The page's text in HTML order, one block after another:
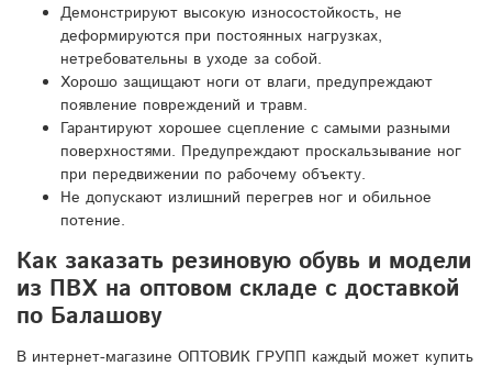
Демонстрируют высокую износостойкость, не
деформируются при постоянных нагрузках,
нетребовательны в уходе за собой.
Хорошо защищают ноги от влаги, предупреждают
появление повреждений и травм.
Гарантируют хорошее сцепление с самыми разными
поверхностями. Предупреждают проскальзывание ног
при передвижении по рабочему объекту.
Не допускают излишний перегрев ног и обильное
потение.
Как заказать резиновую обувь и модели
из ПВХ на оптовом складе с доставкой
по Балашову
В интернет-магазине ОПТОВИК ГРУПП каждый может купить